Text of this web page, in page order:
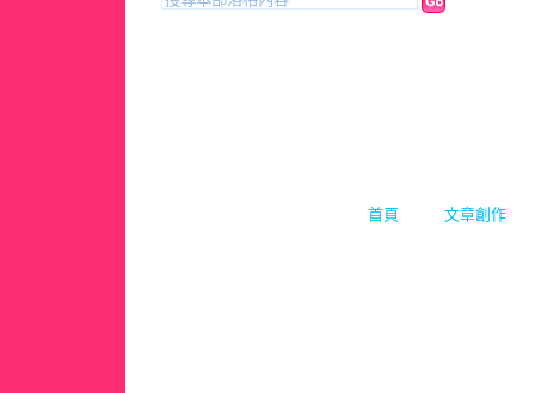
首頁 文章創作